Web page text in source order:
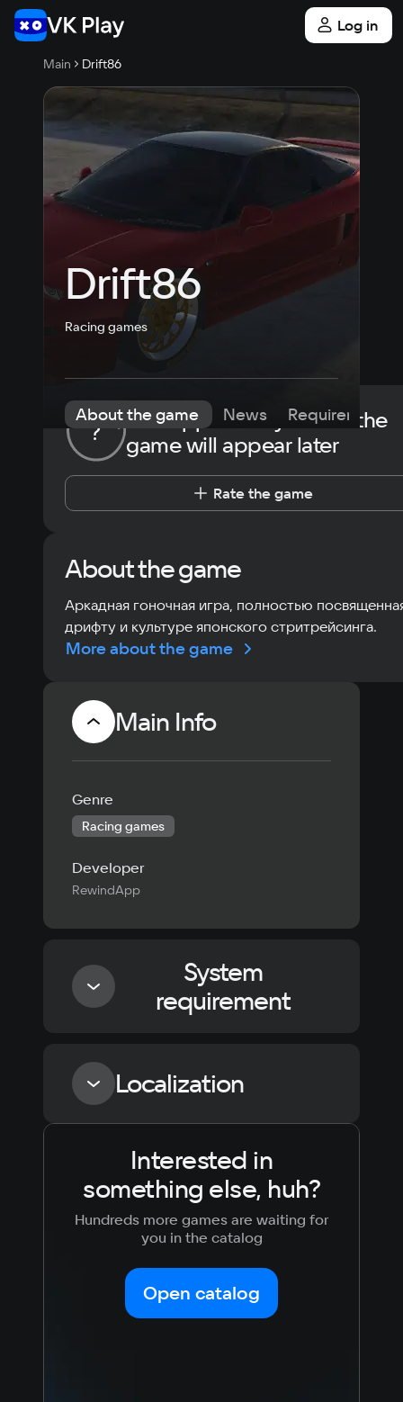
Log in
Main Drift86
Drift86
Racing games
About the game News Requirements
?
The opportunity to rate the
game will appear later
Rate the game
About the game
Аркадная гоночная игра, полностью
дрифту и культуре японского стритрейсинга.
More about the game
Main Info
Genre
Racing games
Developer
RewindApp
System
requirement
Minimum
Processor
Memory
Video card
Space
Localization
Language
Russian
Simplified
Chinese
Korean
Japanese
Text Voiceover
Interested in
something else, huh?
Hundreds more games are waiting for
you in the catalog
Open catalog